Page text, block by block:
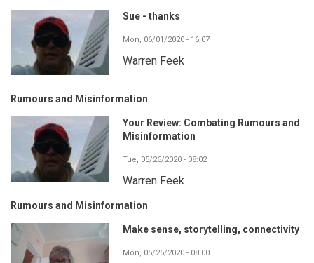
Sue - thanks
Mon, 06/01/2020 - 16:07
Warren Feek
Rumours and Misinformation
Your Review: Combating Rumours and
Misinformation
Tue, 05/26/2020 - 08:02
Warren Feek
Rumours and Misinformation
Make sense, storytelling, connectivity
Mon, 05/25/2020 - 08:00